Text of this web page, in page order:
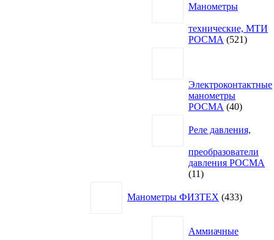
Манометры
технические, МТИ
РОСМА
521521
Электроконтактные
манометры
РОСМА
4040
Реле давления,
преобразователи
давления РОСМА
1111
Манометры ФИЗТЕХ 433товара
Аммиачные